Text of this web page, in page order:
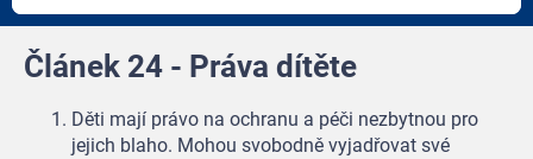
Článek 24 - Práva dítěte
Děti mají právo na ochranu a péči nezbytnou pro
jejich blaho. Mohou svobodně vyjadřovat své